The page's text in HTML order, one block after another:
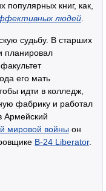
популярных книг, как,
людей
судьбу. В старших
планировал
его мать
идти в колледж,
фабрику и работал
Армейский
мировой войны он
B-24 Liberator.